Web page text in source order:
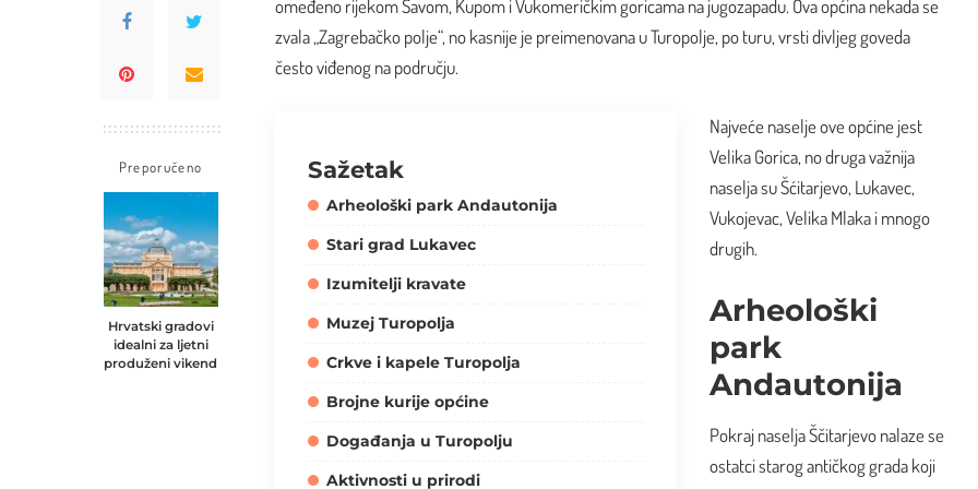
Preporučeno
Hrvatski gradovi
idealni za ljetni
produženi vikend
omeđeno rijekom Savom, Kupom i Vukomeričkim goricama na jugozapadu. Ova općina nekada se
zvala „Zagrebačko polje“, no kasnije je preimenovana u Turopolje, po turu, vrsti divljeg goveda
često viđenog na području.
Sažetak
Arheološki park Andautonija
Stari grad Lukavec
Izumitelji kravate
Muzej Turopolja
Crkve i kapele Turopolja
Brojne kurije općine
Događanja u Turopolju
Aktivnosti u prirodi
Najveće naselje ove općine jest
Velika Gorica, no druga važnija
naselja su Šćitarjevo, Lukavec,
Vukojevac, Velika Mlaka i mnogo
drugih.
Arheološki
park
Andautonija
Pokraj naselja Ščitarjevo nalaze se
ostatci starog antičkog grada koji